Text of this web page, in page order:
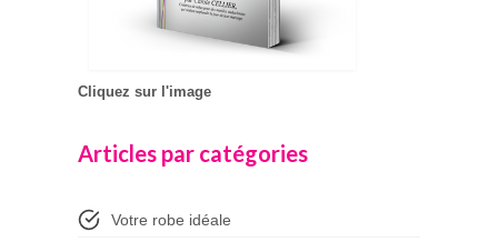
Cliquez sur l'image
Articles par catégories
Votre robe idéale